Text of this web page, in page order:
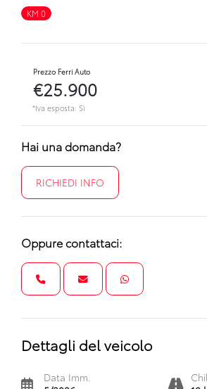
KM 0
Prezzo Ferri Auto
€25.900
*Iva esposta: Sì
Hai una domanda?
RICHIEDI INFO
Oppure contattaci:
Dettagli del veicolo
Data Imm.